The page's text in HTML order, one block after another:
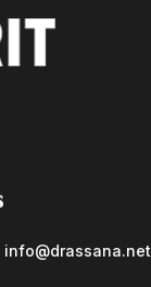
info@drassana.net